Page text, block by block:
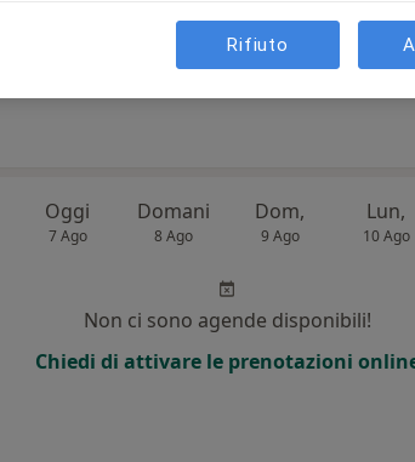
Oggi
7 Ago
Domani
8 Ago
Dom,
9 Ago
Lun,
10 Ago
Non ci sono agende disponibili!
Chiedi di attivare le prenotazioni
Rifiuto